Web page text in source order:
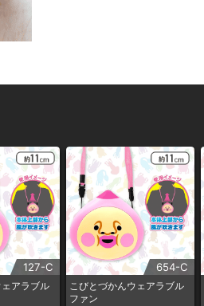
127-C
アラブル
654-C
こびとづかんウェアラブル
ファン